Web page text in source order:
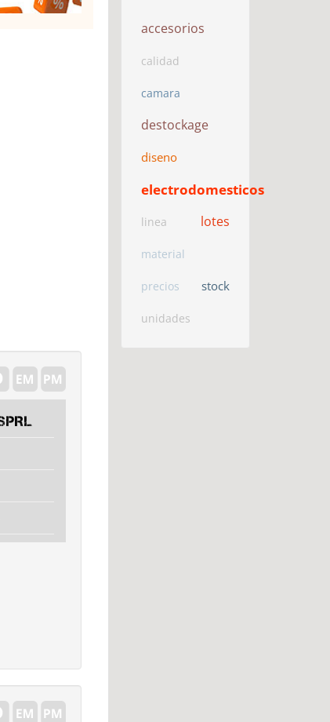
accesorios
calidad
camara
destockage
diseno
electrodomesticos
linea lotes
material
precios stock
unidades